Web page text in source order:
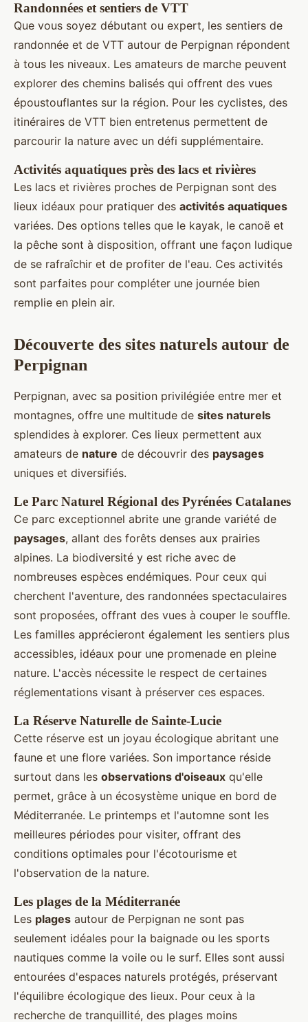
Randonnées et sentiers de VTT
Que vous soyez débutant ou expert, les sentiers de
randonnée et de VTT autour de Perpignan répondent
à tous les niveaux. Les amateurs de marche peuvent
explorer des chemins balisés qui offrent des vues
époustouflantes sur la région. Pour les cyclistes, des
itinéraires de VTT bien entretenus permettent de
parcourir la nature avec un défi supplémentaire.
Activités aquatiques près des lacs et rivières
Les lacs et rivières proches de Perpignan sont des
lieux idéaux pour pratiquer des activités aquatiques
variées. Des options telles que le kayak, le canoë et
la pêche sont à disposition, offrant une façon ludique
de se rafraîchir et de profiter de l'eau. Ces activités
sont parfaites pour compléter une journée bien
remplie en plein air.
Découverte des sites naturels autour de
Perpignan
Perpignan, avec sa position privilégiée entre mer et
montagnes, offre une multitude de sites naturels
splendides à explorer. Ces lieux permettent aux
amateurs de nature de découvrir des paysages
uniques et diversifiés.
Le Parc Naturel Régional des Pyrénées Catalanes
Ce parc exceptionnel abrite une grande variété de
paysages, allant des forêts denses aux prairies
alpines. La biodiversité y est riche avec de
nombreuses espèces endémiques. Pour ceux qui
cherchent l'aventure, des randonnées spectaculaires
sont proposées, offrant des vues à couper le souffle.
Les familles apprécieront également les sentiers plus
accessibles, idéaux pour une promenade en pleine
nature. L'accès nécessite le respect de certaines
réglementations visant à préserver ces espaces.
La Réserve Naturelle de Sainte-Lucie
Cette réserve est un joyau écologique abritant une
faune et une flore variées. Son importance réside
surtout dans les observations d'oiseaux qu'elle
permet, grâce à un écosystème unique en bord de
Méditerranée. Le printemps et l'automne sont les
meilleures périodes pour visiter, offrant des
conditions optimales pour l'écotourisme et
l'observation de la nature.
Les plages de la Méditerranée
Les plages autour de Perpignan ne sont pas
seulement idéales pour la baignade ou les sports
nautiques comme la voile ou le surf. Elles sont aussi
entourées d'espaces naturels protégés, préservant
l'équilibre écologique des lieux. Pour ceux à la
recherche de tranquillité, des plages moins